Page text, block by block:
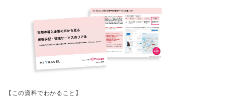
【この資料でわかること】